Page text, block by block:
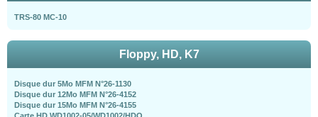
TRS-80 MC-10
Floppy, HD, K7
Disque dur 5Mo MFM N°26-1130
Disque dur 12Mo MFM N°26-4152
Disque dur 15Mo MFM N°26-4155